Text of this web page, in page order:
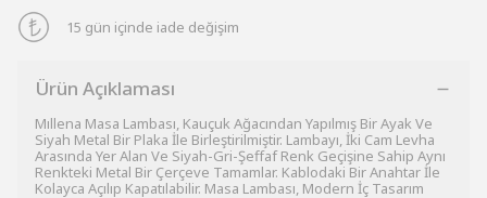
15 gün içinde iade değişim
Ürün Açıklaması
Mıllena Masa Lambası, Kauçuk Ağacından Yapılmış Bir Ayak Ve
Siyah Metal Bir Plaka İle Birleştirilmiştir. Lambayı, İki Cam Levha
Arasında Yer Alan Ve Siyah-Gri-Şeffaf Renk Geçişine Sahip Aynı
Renkteki Metal Bir Çerçeve Tamamlar. Kablodaki Bir Anahtar İle
Kolayca Açılıp Kapatılabilir. Masa Lambası, Modern İç Tasarım